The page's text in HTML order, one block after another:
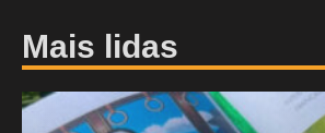
Mais lidas